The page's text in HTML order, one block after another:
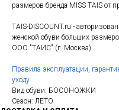
размеров бренда MISS TAIS
TAIS-DISCOUNT.ru -
женской обуви больших
ООО "ТАИС" (г. Москва)
Правила эксплуатации,
уходу
Вид обуви: БОСОНОЖКИ
Сезон: ЛЕТО